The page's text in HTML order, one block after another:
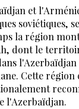
et
soviétiques,
la région
dont le
Cette région
l'Azerbaïdjan.